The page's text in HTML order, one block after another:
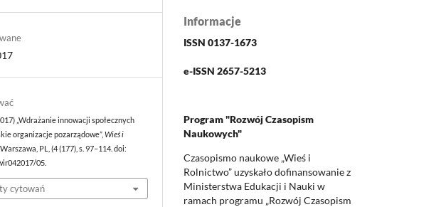
„Wdrażanie innowacji społecznych
organizacje pozarządowe”,Wieś i
. Warszawa, PL, (4 (177), s. 97–114. doi:
05.
cytowań
Informacje
ISSN 0137-1673
e-ISSN 2657-5213
Program "Rozwój Czasopism
Naukowych"
Czasopismo naukowe „Wieś i
Rolnictwo” uzyskało dofinansowanie z
Ministerstwa Edukacji i Nauki w
ramach programu „Rozwój Czasopism